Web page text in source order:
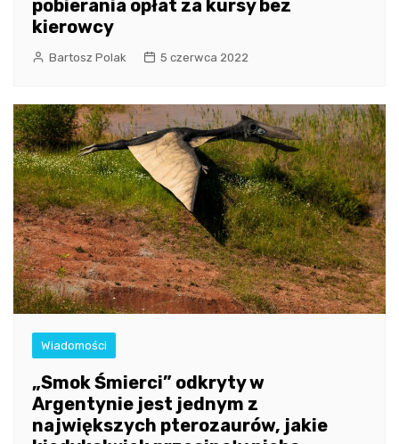
pobierania opłat za kursy bez
kierowcy
Bartosz Polak 5 czerwca 2022
Wiadomości
„Smok Śmierci” odkryty w
Argentynie jest jednym z
największych pterozaurów, jakie